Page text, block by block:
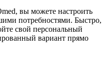
вы можете настроить
потребностями. Быстро,
свой персональный
вариант прямо